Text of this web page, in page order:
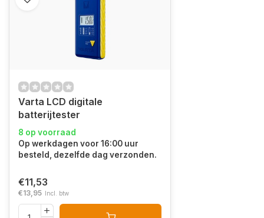
Varta LCD digitale
batterijtester
8 op voorraad
Op werkdagen voor 16:00 uur
besteld, dezelfde dag verzonden.
€11,53
€13,95 Incl. btw